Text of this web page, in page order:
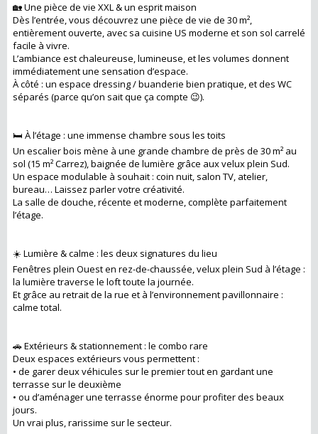
🏡 Une pièce de vie XXL & un esprit maison
Dès l’entrée, vous découvrez une pièce de vie de 30 m²,
entièrement ouverte, avec sa cuisine US moderne et son sol carrelé
facile à vivre.
L’ambiance est chaleureuse, lumineuse, et les volumes donnent
immédiatement une sensation d’espace.
À côté : un espace dressing / buanderie bien pratique, et des WC
séparés (parce qu’on sait que ça compte 😉).
🛏️ À l’étage : une immense chambre sous les toits
Un escalier bois mène à une grande chambre de près de 30 m² au
sol (15 m² Carrez), baignée de lumière grâce aux velux plein Sud.
Un espace modulable à souhait : coin nuit, salon TV, atelier,
bureau… Laissez parler votre créativité.
La salle de douche, récente et moderne, complète parfaitement
l’étage.
☀️ Lumière & calme : les deux signatures du lieu
Fenêtres plein Ouest en rez-de-chaussée, velux plein Sud à l’étage :
la lumière traverse le loft toute la journée.
Et grâce au retrait de la rue et à l’environnement pavillonnaire :
calme total.
🚗 Extérieurs & stationnement : le combo rare
Deux espaces extérieurs vous permettent :
• de garer deux véhicules sur le premier tout en gardant une
terrasse sur le deuxième
• ou d’aménager une terrasse énorme pour profiter des beaux
jours.
Un vrai plus, rarissime sur le secteur.